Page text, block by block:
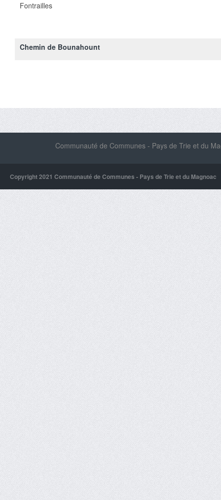
Fontrailles
Chemin de Bounahount
Communauté de Communes - Pays de Trie et du
Copyright 2021 Communauté de Communes - Pays de Trie et du Magnoac